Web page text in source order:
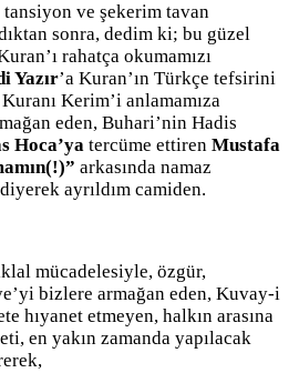
tansiyon ve şekerim tavan
sonra, dedim ki; bu güzel
rahatça okumamızı
Yazır’a Kuran’ın Türkçe tefsirini
Kerim’i anlamamıza
eden, Buhari’nin Hadis
Hoca’ya tercüme ettiren Mustafa
arkasında namaz
ayrıldım camiden.
mücadelesiyle, özgür,
bizlere armağan eden, Kuvay-i
hıyanet etmeyen, halkın arasına
en yakın zamanda yapılacak